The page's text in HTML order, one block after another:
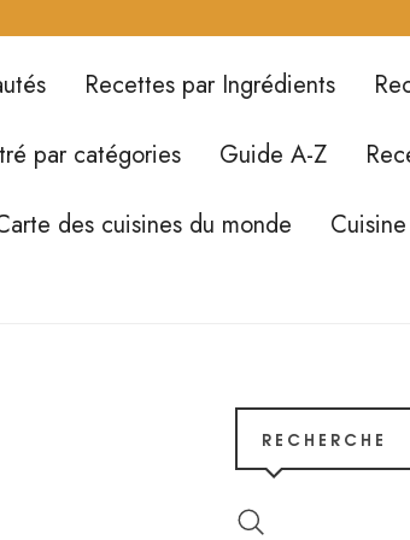
Recettes par Ingrédients
par catégories Guide A-Z
des cuisines du monde
RECHERCHE